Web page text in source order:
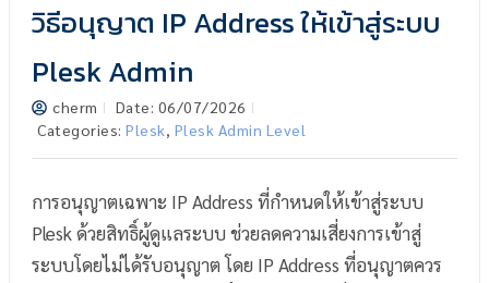
วิธีอนุญาต IP Address ให้เข้าสู่ระบบ
Plesk Admin
cherm Date: 06/07/2026
Categories: Plesk, Plesk Admin Level
การอนุญาตเฉพาะ IP Address ที่กำหนดให้เข้าสู่ระบบ
Plesk ด้วยสิทธิ์ผู้ดูแลระบบ ช่วยลดความเสี่ยงการเข้าสู่
ระบบโดยไม่ได้รับอนุญาต โดย IP Address ที่อนุญาตควร